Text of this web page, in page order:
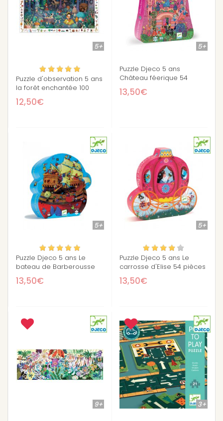
5+
Puzzle d'observation 5 ans
la forêt enchantée 100
pièces
12,50€
5+
Puzzle Djeco 5 ans
Château féerique 54
pièces
13,50€
5+
Puzzle Djeco 5 ans Le
bateau de Barberousse
54 pièces
13,50€
5+
Puzzle Djeco 5 ans Le
carrosse d'Elise 54 pièces
13,50€
9+ 3+